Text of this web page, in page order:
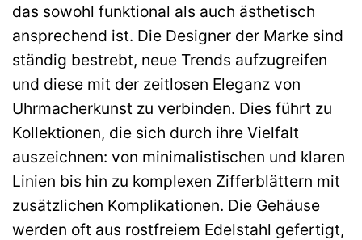
das sowohl funktional als auch ästhetisch
ansprechend ist. Die Designer der Marke sind
ständig bestrebt, neue Trends aufzugreifen
und diese mit der zeitlosen Eleganz von
Uhrmacherkunst zu verbinden. Dies führt zu
Kollektionen, die sich durch ihre Vielfalt
auszeichnen: von minimalistischen und klaren
Linien bis hin zu komplexen Zifferblättern mit
zusätzlichen Komplikationen. Die Gehäuse
werden oft aus rostfreiem Edelstahl gefertigt,